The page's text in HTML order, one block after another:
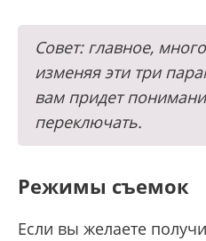
Совет: главное,
изменяя эти три
вам придет
переключать.
Режимы съемок
Если вы желаете